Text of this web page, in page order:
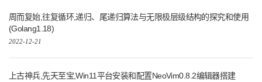
周而复始,往复循环,递归、尾递归算法与无限极层级结构的探究和使用
(Golang1.18)
2022-12-21
上古神兵,先天至宝,Win11平台安装和配置NeoVim0.8.2编辑器搭建